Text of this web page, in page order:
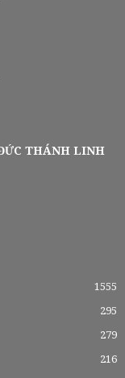
THÁNH LINH
1555
295
279
216